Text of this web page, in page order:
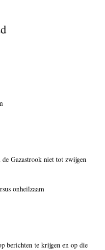
Gazastrook niet tot zwijgen
onheilzaam
berichten te krijgen en op die